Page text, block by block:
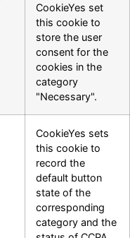
CookieYes set
this cookie to
store the user
consent for the
cookies in the
category
"Necessary".
CookieYes sets
this cookie to
record the
default button
state of the
corresponding
category and the